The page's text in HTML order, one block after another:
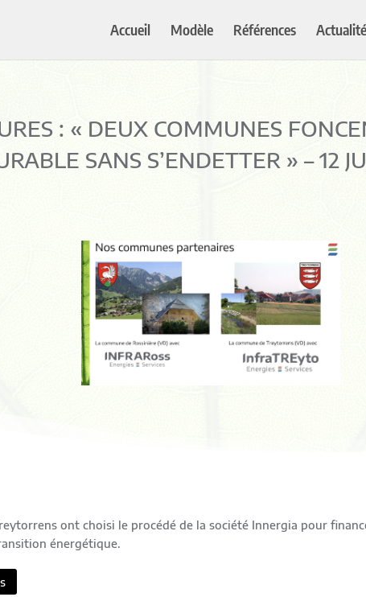
Accueil Modèle Références
: « DEUX COMMUNES
SANS S’ENDETTER » – 12
ont choisi le procédé de la société Innergia pour
énergétique.